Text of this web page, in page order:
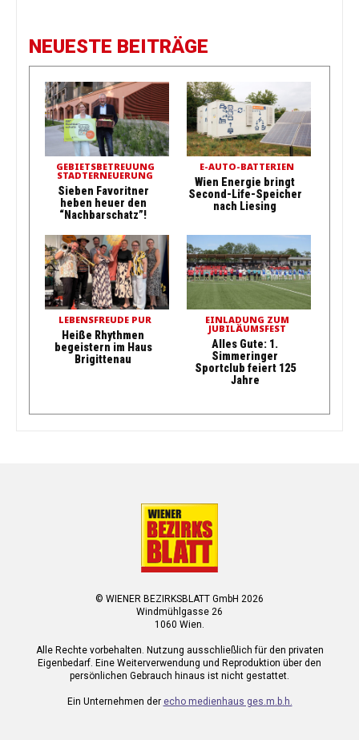
NEUESTE BEITRÄGE
GEBIETSBETREUUNG
STADTERNEUERUNG
Sieben Favoritner
heben heuer den
“Nachbarschatz”!
E-AUTO-BATTERIEN
Wien Energie bringt
Second-Life-Speicher
nach Liesing
LEBENSFREUDE PUR
Heiße Rhythmen
begeistern im Haus
Brigittenau
EINLADUNG ZUM
JUBILÄUMSFEST
Alles Gute: 1.
Simmeringer
Sportclub feiert 125
Jahre
© WIENER BEZIRKSBLATT GmbH 2026
Windmühlgasse 26
1060 Wien.
Alle Rechte vorbehalten. Nutzung ausschließlich für den privaten
Eigenbedarf. Eine Weiterverwendung und Reproduktion über den
persönlichen Gebrauch hinaus ist nicht gestattet.
Ein Unternehmen der echo medienhaus ges.m.b.h.